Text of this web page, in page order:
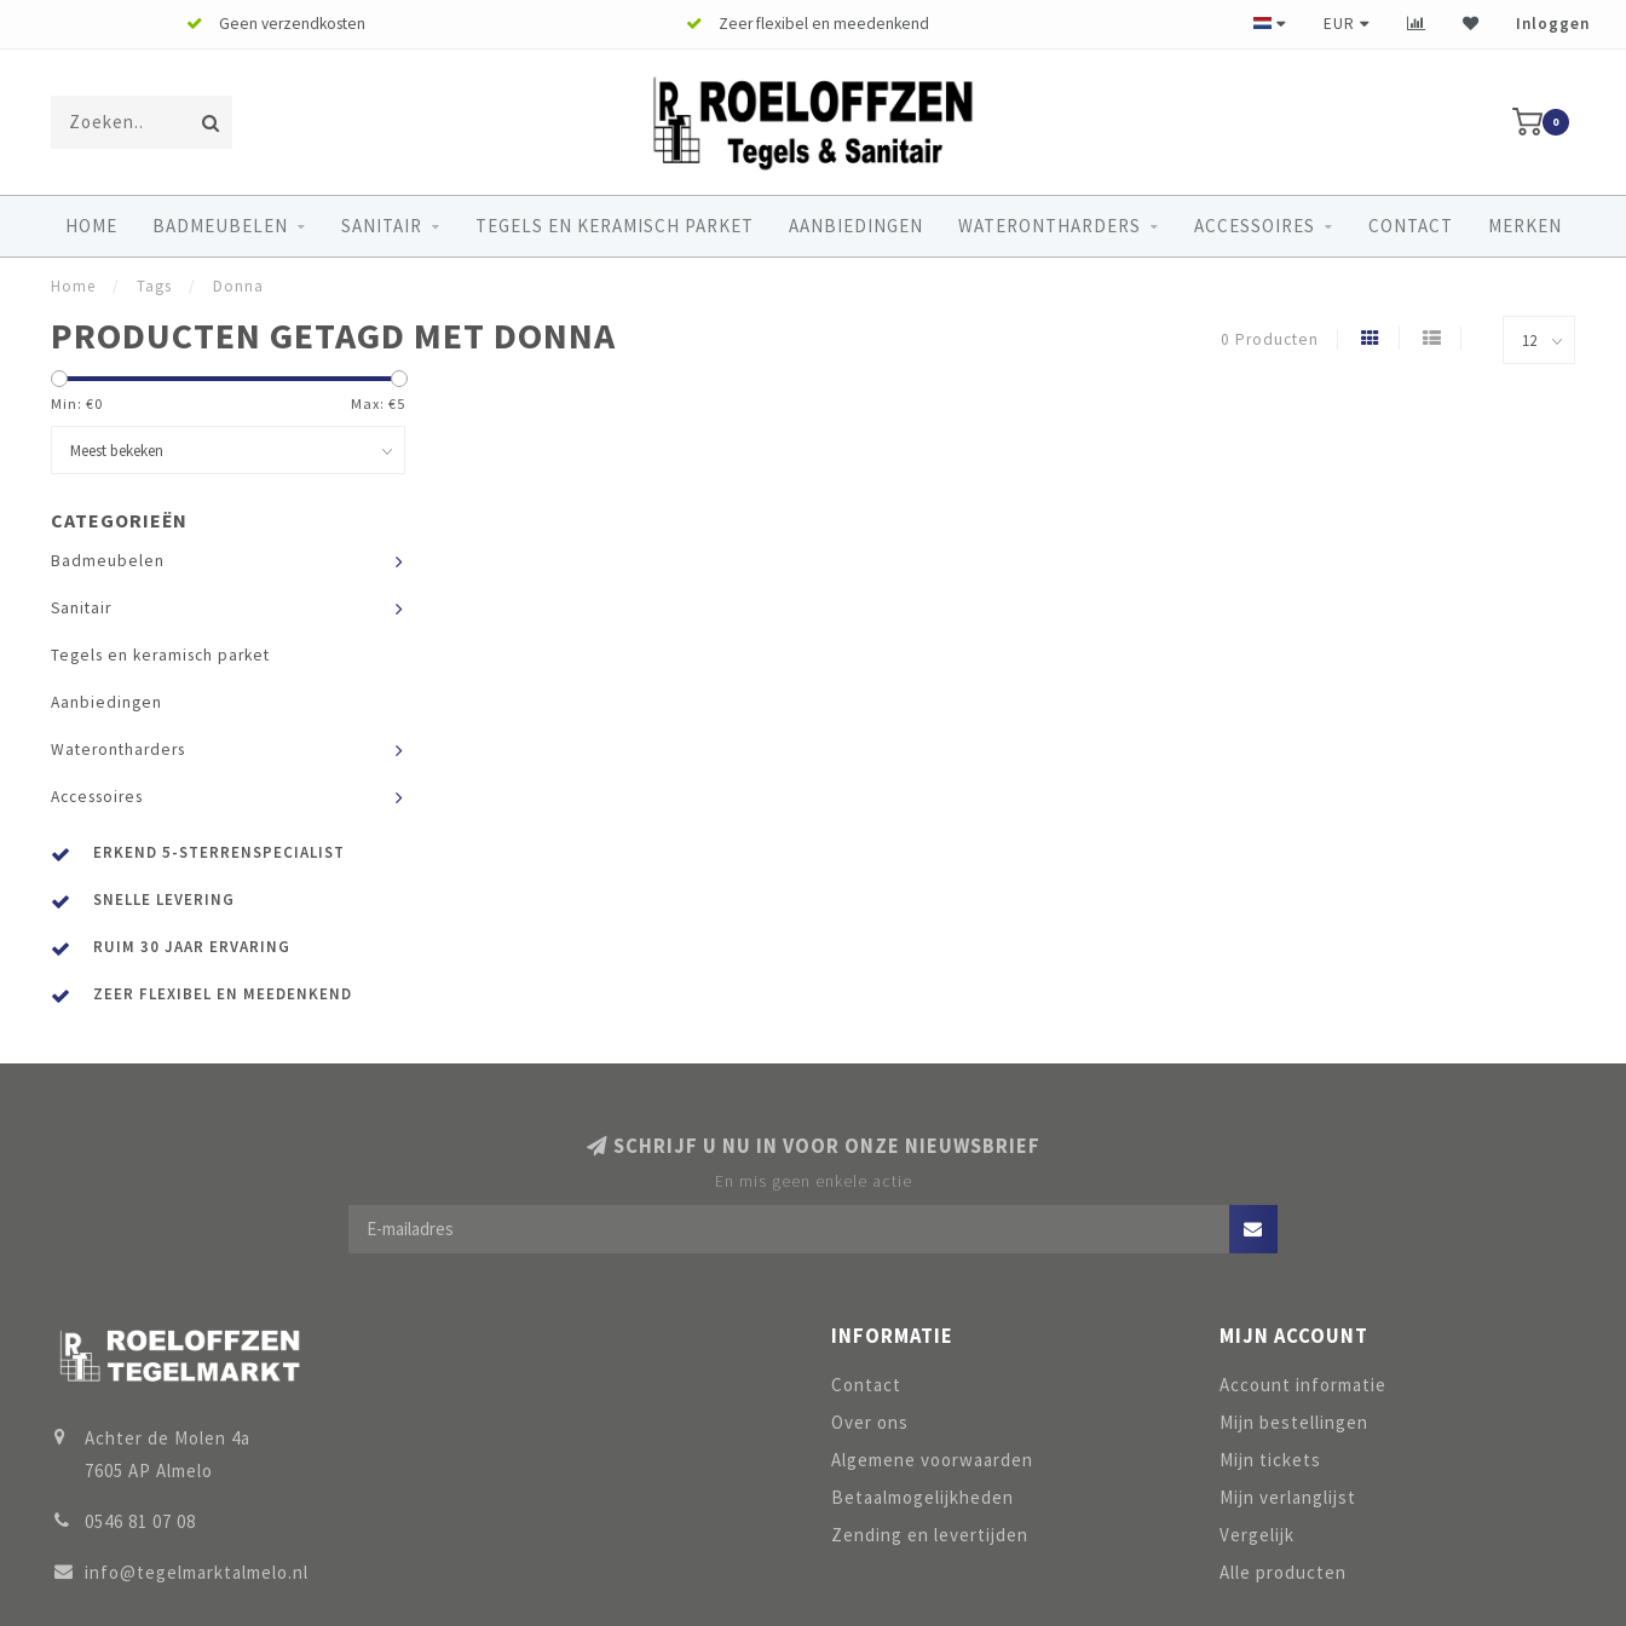
Geen verzendkosten Zeer flexibel en meedenkend Ruim 40 jaar ervaring
EUR Inloggen
0
HOME BADMEUBELEN SANITAIR TEGELS EN KERAMISCH PARKET AANBIEDINGEN WATERONTHARDERS ACCESSOIRES CONTACT MERKEN
Home / Tags / Donna
PRODUCTEN GETAGD MET DONNA 0 Producten
Min: €0 Max: €5
CATEGORIEËN
Badmeubelen
Sanitair
Tegels en keramisch parket
Aanbiedingen
Waterontharders
Accessoires
ERKEND 5-STERRENSPECIALIST
SNELLE LEVERING
RUIM 30 JAAR ERVARING
ZEER FLEXIBEL EN MEEDENKEND
SCHRIJF U NU IN VOOR ONZE NIEUWSBRIEF
En mis geen enkele actie
Achter de Molen 4a
7605 AP Almelo
0546 81 07 08
info@tegelmarktalmelo.nl
INFORMATIE
Contact
Over ons
Algemene voorwaarden
Betaalmogelijkheden
Zending en levertijden
MIJN ACCOUNT
Account informatie
Mijn bestellingen
Mijn tickets
Mijn verlanglijst
Vergelijk
Alle producten